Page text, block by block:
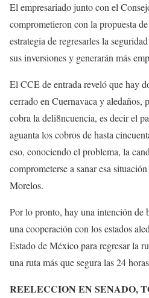
El empresariado junto con el
comprometieron con la propuesta
estrategia de regresarles la
sus inversiones y generarán más
El CCE de entrada reveló que hay
cerrado en Cuernavaca y aledaños,
cobra la deli8ncuencia, es decir el
aguanta los cobros de hasta
eso, conociendo el problema, la
comprometerse a sanar esa
Morelos.
Por lo pronto, hay una intención de
una cooperación con los estados
Estado de México para regresar la
una ruta más que segura las 24
REELECCION EN SENADO,